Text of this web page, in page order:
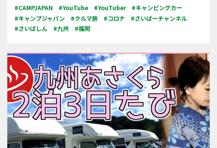
#CAMPJAPAN #YouTube #YouTuber
#キャンピングカー
#キャンプジャパン
#クルマ旅 #コロナ
#さいばーチャンネル
#さいばしん
#九州 #福岡